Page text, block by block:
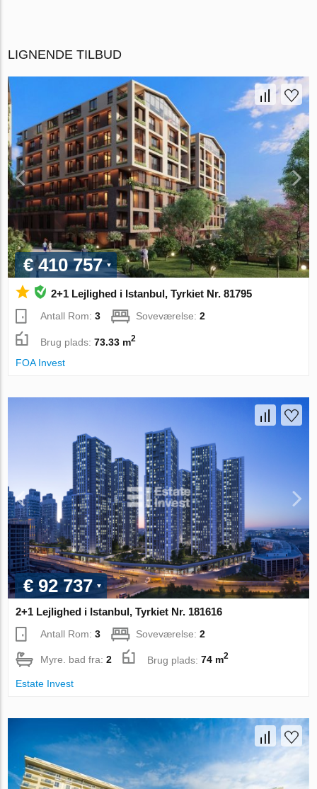
LIGNENDE TILBUD
€ 410 757
2+1 Lejlighed i Istanbul, Tyrkiet Nr. 81795
Antall Rom:3 Soveværelse:2
Brug plads:73.33 m2
FOA Invest
€ 92 737
2+1 Lejlighed i Istanbul, Tyrkiet Nr. 181616
Antall Rom:3 Soveværelse:2
Myre. bad fra:2 Brug plads:74 m2
Estate Invest